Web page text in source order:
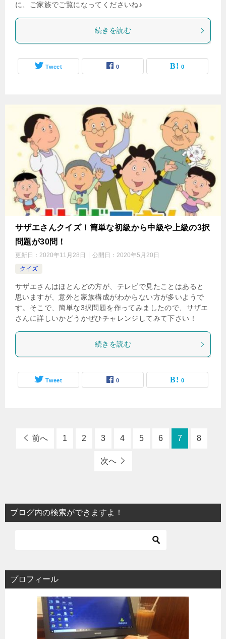
に、ご家族でご覧になってくださいね♪
続きを読む
Tweet 0 0
サザエさんクイズ！簡単な初級から中級や上級の3択
問題が30問！
更新日： 2020年11月28日 公開日： 2020年5月20日
クイズ
サザエさんはほとんどの方が、テレビで見たことはあると
思いますが、意外と家族構成がわからない方が多いようで
す。そこで、簡単な3択問題を作ってみましたので、サザエ
さんに詳しいかどうかぜひチャレンジしてみて下さい！
続きを読む
Tweet 0 0
前へ 1 2 3 4 5 6 7 8
次へ
ブログ内の検索ができますよ！
プロフィール